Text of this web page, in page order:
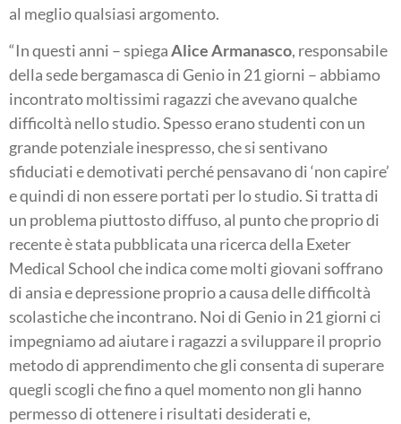
al meglio qualsiasi argomento.
“In questi anni – spiegaAlice Armanasco, responsabile
della sede bergamasca di Genio in 21 giorni – abbiamo
incontrato moltissimi ragazzi che avevano qualche
difficoltà nello studio. Spesso erano studenti con un
grande potenziale inespresso, che si sentivano
sfiduciati e demotivati perché pensavano di ‘non capire’
e quindi di non essere portati per lo studio. Si tratta di
un problema piuttosto diffuso, al punto che proprio di
recente è stata pubblicata una ricerca della Exeter
Medical School che indica come molti giovani soffrano
di ansia e depressione proprio a causa delle difficoltà
scolastiche che incontrano. Noi di Genio in 21 giorni ci
impegniamo ad aiutare i ragazzi a sviluppare il proprio
metodo di apprendimento che gli consenta di superare
quegli scogli che fino a quel momento non gli hanno
permesso di ottenere i risultati desiderati e,